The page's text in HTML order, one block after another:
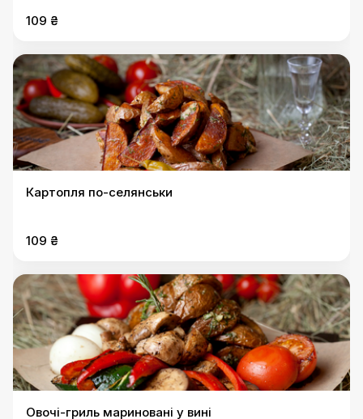
109 ₴
Картопля по-селянськи
109 ₴
Овочі-гриль мариновані у вині